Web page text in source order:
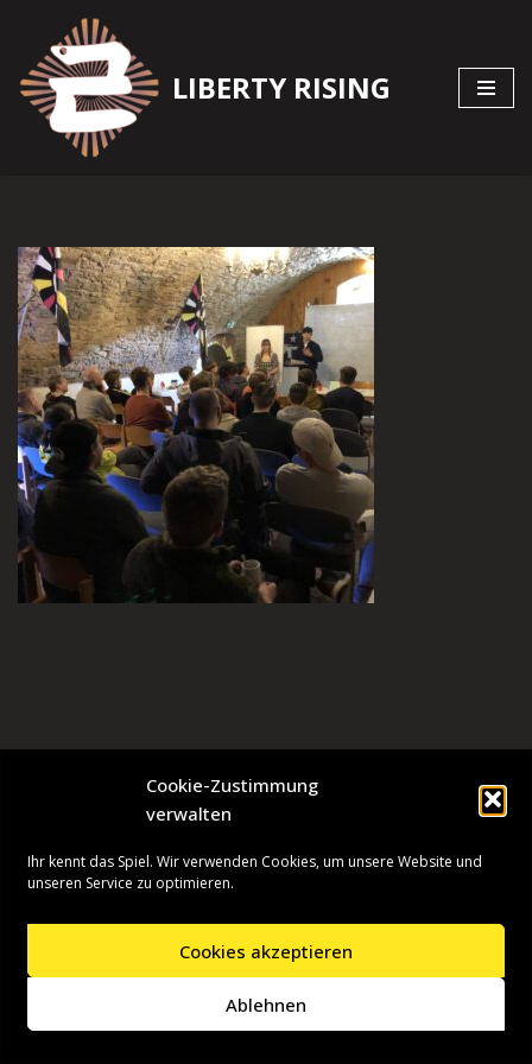
Cookie-Zustimmung
verwalten
Ihr kennt das Spiel. Wir verwenden Cookies, um unsere Website und
unseren Service zu optimieren.
Cookies akzeptieren
Ablehnen
Zum
Inhalt
springen
LIBERTY RISING
| Präsentiert vonWordPress
Presseinformationen